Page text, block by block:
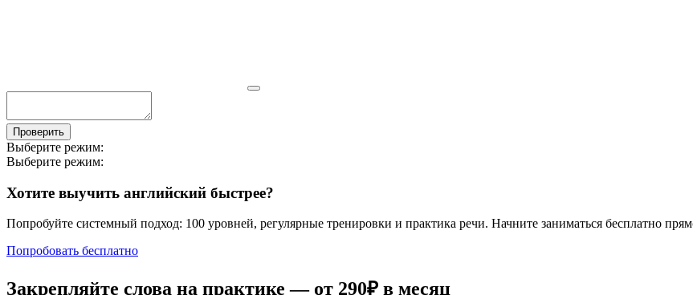
Проверить
Выберите режим:
Выберите режим:
Хотите выучить английский быстрее?
Попробуйте системный подход: 100 уровней, регулярные тренировки и практика речи. Начните заниматься бесплатно
Попробовать бесплатно
Закрепляйте слова на практике — от 290₽ в месяц